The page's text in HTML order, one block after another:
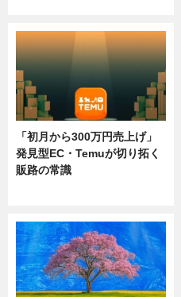
「初月から300万円売上げ」
発見型EC・Temuが切り拓く
販路の常識